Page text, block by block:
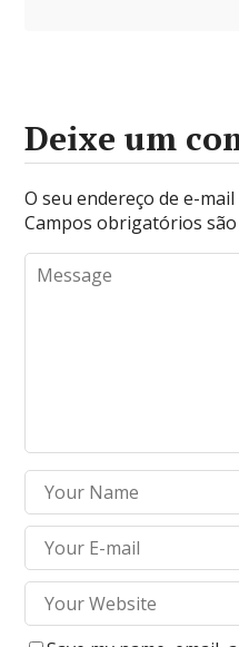
Deixe um
O seu endereço de e-
Campos obrigatórios